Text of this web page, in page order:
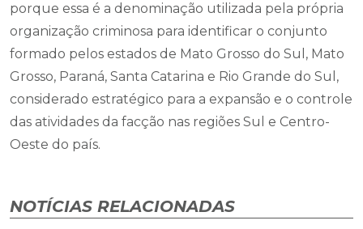
porque essa é a denominação utilizada pela própria
organização criminosa para identificar o conjunto
formado pelos estados de Mato Grosso do Sul, Mato
Grosso, Paraná, Santa Catarina e Rio Grande do Sul,
considerado estratégico para a expansão e o controle
das atividades da facção nas regiões Sul e Centro-
Oeste do país.
NOTÍCIAS RELACIONADAS